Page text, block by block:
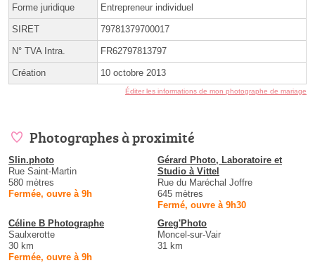
Forme juridique Entrepreneur individuel
SIRET 79781379700017
N° TVA Intra. FR62797813797
Création 10 octobre 2013
Éditer les informations de mon photographe de mariage
Photographes à proximité
Slin.photo
Rue Saint-Martin
580 mètres
Fermée, ouvre à 9h
Gérard Photo, Laboratoire et
Studio à Vittel
Rue du Maréchal Joffre
645 mètres
Fermé, ouvre à 9h30
Céline B Photographe
Saulxerotte
30 km
Fermée, ouvre à 9h
Greg'Photo
Moncel-sur-Vair
31 km